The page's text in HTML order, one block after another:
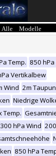
Modelle
Temp. 850
Vertikalbew
Wind 2m
Niedrige
Temp.
300 hPa Wind
850 hPa